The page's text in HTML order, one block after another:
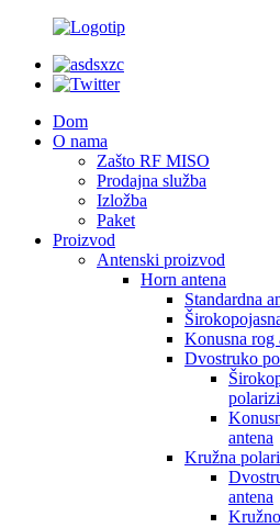
Dom
O nama
Zašto RF MISO
Prodajna služba
Izložba
Paket
Proizvod
Antenski proizvod
Horn antena
Standardna
Konusna rog
Dvostruko
antena
Kružna
antena